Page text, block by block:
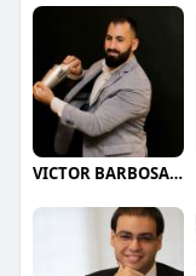
VICTOR BARBOSA QUARANTA